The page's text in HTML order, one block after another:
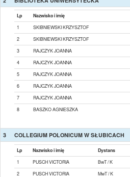
Lp Nazwisko i imię
1
SKIBNIEWSKI KRZYSZTOF
2
SKIBNIEWSKI KRZYSZTOF
3
RAJCZYK JOANNA
4
RAJCZYK JOANNA
5
RAJCZYK JOANNA
6
RAJCZYK JOANNA
7
RAJCZYK JOANNA
8
BASZKO AGNIESZKA
3 COLLEGIUM POLONICUM W SŁUBICACH
Lp Nazwisko i imię Dystans
1
PUSCH VICTORIA BwT / K
2
PUSCH VICTORIA MwT / K